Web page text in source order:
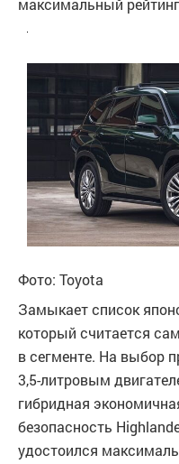
максимальный
Фото: Toyota
Замыкает список
который считается
в сегменте. На выбор
3,5-литровым
гибридная
безопасность
удостоился